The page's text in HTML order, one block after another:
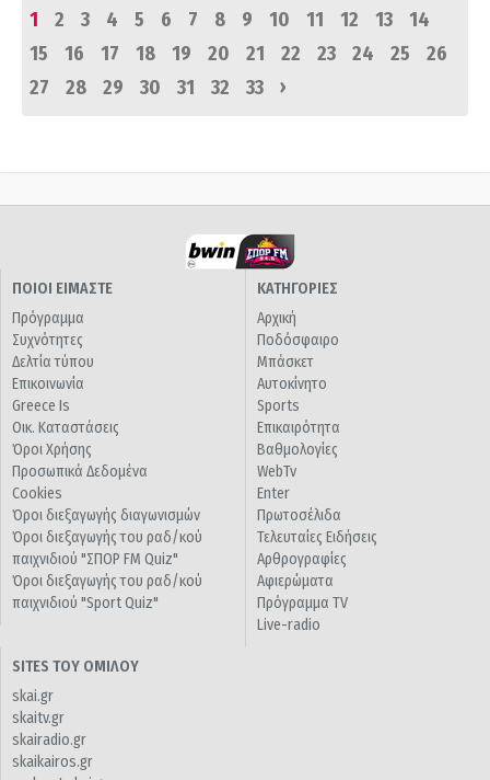
1
2 3 4 5 6 7 8 9 10 11 12 13
14
15
16 17 18 19 20 21 22 23 24 25
26
27
28 29 30 31 32 33 ›
ΠΟΙΟΙ ΕΙΜΑΣΤΕ
Πρόγραμμα
Συχνότητες
Δελτία τύπου
Επικοινωνία
Greece Is
Οικ. Καταστάσεις
Όροι Χρήσης
Προσωπικά Δεδομένα
Cookies
Όροι διεξαγωγής διαγωνισμών
Όροι διεξαγωγής του ραδ/κού
παιχνιδιού "ΣΠΟΡ FM Quiz"
Όροι διεξαγωγής του ραδ/κού
παιχνιδιού "Sport Quiz"
ΚΑΤΗΓΟΡΙΕΣ
Αρχική
Ποδόσφαιρο
Μπάσκετ
Αυτοκίνητο
Sports
Επικαιρότητα
Βαθμολογίες
WebTv
Enter
Πρωτοσέλιδα
Τελευταίες Ειδήσεις
Αρθρογραφίες
Αφιερώματα
Πρόγραμμα TV
Live-radio
SITES ΤΟΥ ΟΜΙΛΟΥ
skai.gr
skaitv.gr
skairadio.gr
skaikairos.gr